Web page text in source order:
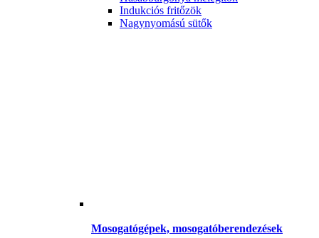
Indukciós fritőzök
Nagynyomású sütők
Mosogatógépek, mosogatóberendezések